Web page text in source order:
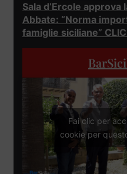
Sala d’Ercole
Abbate: “Norma
famiglie siciliane”
Fai clic per
cookie per